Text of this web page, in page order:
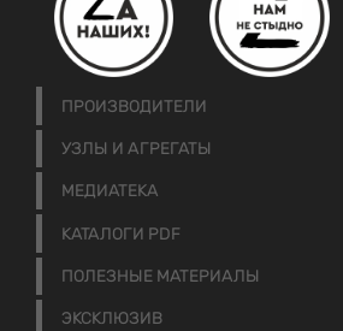
ПРОИЗВОДИТЕЛИ
УЗЛЫ И АГРЕГАТЫ
МЕДИАТЕКА
КАТАЛОГИ PDF
ПОЛЕЗНЫЕ МАТЕРИАЛЫ
ЭКСКЛЮЗИВ